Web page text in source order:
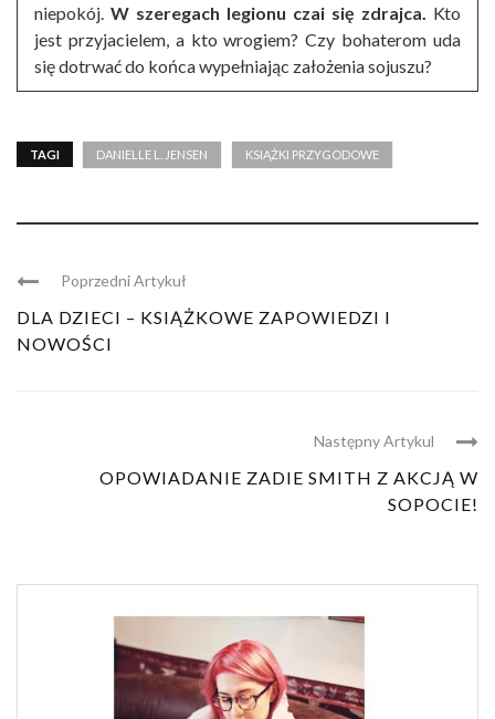
niepokój. W szeregach legionu czai się zdrajca. Kto
jest przyjacielem, a kto wrogiem? Czy bohaterom uda
się dotrwać do końca wypełniając założenia sojuszu?
TAGI DANIELLE L. JENSEN KSIĄŻKI PRZYGODOWE
Poprzedni Artykuł
DLA DZIECI – KSIĄŻKOWE ZAPOWIEDZI I
NOWOŚCI
Następny Artykul
OPOWIADANIE ZADIE SMITH Z AKCJĄ W
SOPOCIE!